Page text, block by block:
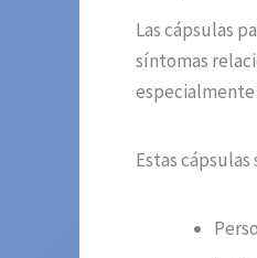
Las cápsulas
síntomas
especialmente
Estas